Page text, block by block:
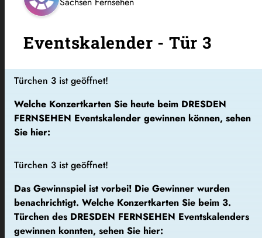
Eventskalender - Tür 3
Türchen 3 ist geöffnet!
Welche Konzertkarten Sie heute beim DRESDEN
FERNSEHEN Eventskalender gewinnen können, sehen
Sie hier:
Türchen 3 ist geöffnet!
Das Gewinnspiel ist vorbei! Die Gewinner wurden
benachrichtigt. Welche Konzertkarten Sie beim 3.
Türchen des DRESDEN FERNSEHEN Eventskalenders
gewinnen konnten, sehen Sie hier: